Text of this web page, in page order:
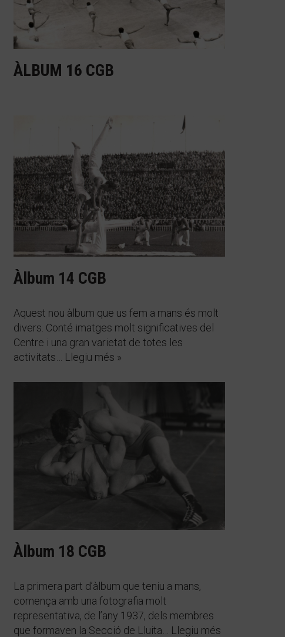
ÀLBUM 16 CGB
Àlbum 14 CGB
Aquest nou àlbum que us fem a mans és molt
divers. Conté imatges molt significatives del
Centre i una gran varietat de totes les
activitats… Llegiu més »
Àlbum 18 CGB
La primera part d’àlbum que teniu a mans,
comença amb una fotografia molt
representativa, de l’any 1937, dels membres
que formaven la Secció de Lluita… Llegiu més